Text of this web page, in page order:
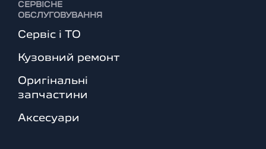
СЕРВІСНЕ
ОБСЛУГОВУВАННЯ
Сервіс і ТО
Кузовний ремонт
Оригінальні
запчастини
Аксесуари